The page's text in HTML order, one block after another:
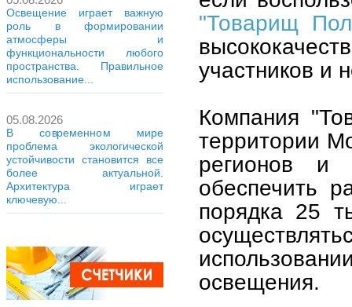
Освещение играет важную
роль в формировании
атмосферы и
функциональности любого
пространства. Правильное
использование...
05.08.2026
В современном мире
проблема экологической
устойчивости становится все
более актуальной.
Архитектура играет
ключевую...
"Товарищ
участников и
Компания
территории
регионов и
обеспечить
порядка 25
освещения.